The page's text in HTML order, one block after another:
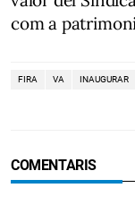
com a
FIRA VA INAUGURAR
COMENTARIS